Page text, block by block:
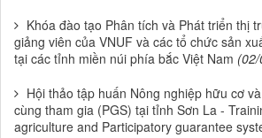
Khóa đào tạo Phân tích và Phát triển thị
giảng viên của VNUF và các tổ chức sản
tại các tỉnh miền núi phía bắc Việt Nam
Hội thảo tập huấn Nông nghiệp hữu cơ
cùng tham gia (PGS) tại tỉnh Sơn La -
agriculture and Participatory guarantee